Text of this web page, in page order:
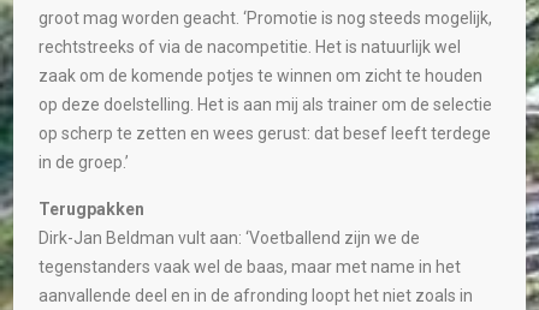
groot mag worden geacht. ‘Promotie is nog steeds mogelijk,
rechtstreeks of via de nacompetitie. Het is natuurlijk wel
zaak om de komende potjes te winnen om zicht te houden
op deze doelstelling. Het is aan mij als trainer om de selectie
op scherp te zetten en wees gerust: dat besef leeft terdege
in de groep.’
Terugpakken
Dirk-Jan Beldman vult aan: ‘Voetballend zijn we de
tegenstanders vaak wel de baas, maar met name in het
aanvallende deel en in de afronding loopt het niet zoals in